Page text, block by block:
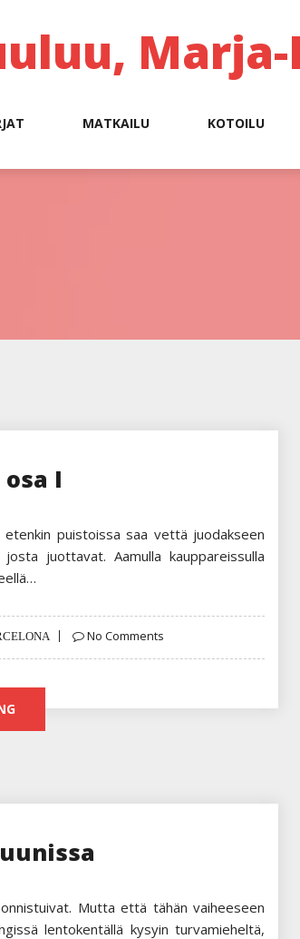
Marja-
MATKAILU KOTOILU
I
etenkin puistoissa saa vettä juodakseen
juottavat. Aamulla kauppareissulla
No Comments
Mutta että tähän vaiheeseen
lentokentällä kysyin turvamieheltä,